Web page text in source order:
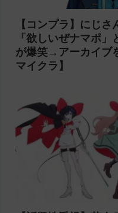
【コンプラ】にじ
「欲しいぜナマポ
が爆笑→アーカイブ
マイクラ】